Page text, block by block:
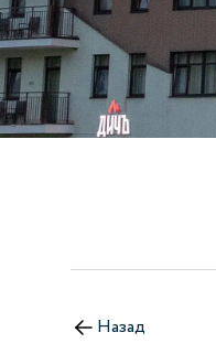
Назад